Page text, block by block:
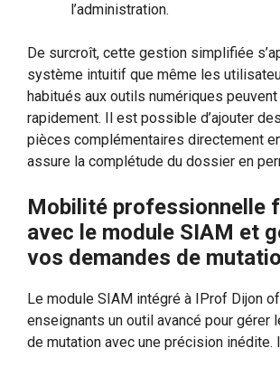
l’administration.
De surcroît, cette gestion simplifiée
système intuitif que même les
habitués aux outils numériques
rapidement. Il est possible d’ajouter
pièces complémentaires directement
assure la complétude du dossier en
Mobilité professionnelle
avec le module SIAM et
vos demandes de
Le module SIAM intégré à IProf Dijon
enseignants un outil avancé pour gérer
de mutation avec une précision inédite.